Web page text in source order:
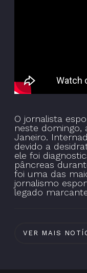
O jornalista
neste domingo,
Janeiro.
devido a
ele foi
pâncreas
foi uma das
jornalismo
legado
VER MAIS